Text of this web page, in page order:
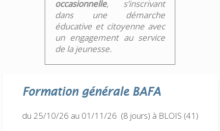
occasionnelle, s’inscrivant
dans une démarche
éducative et citoyenne avec
un engagement au service
de la jeunesse.
Formation généraleBAFA
du 25/10/26 au 01/11/26 (8 jours) à BLOIS (41)